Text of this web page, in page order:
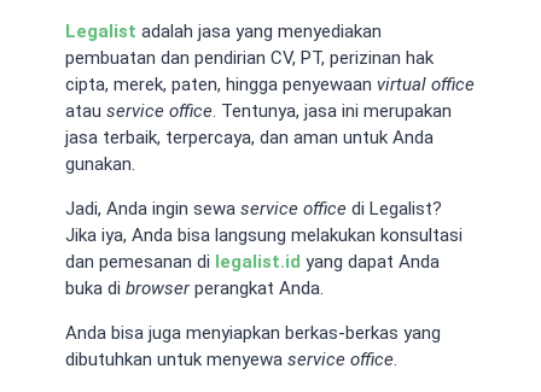
Legalist adalah jasa yang menyediakan
pembuatan dan pendirian CV, PT, perizinan hak
cipta, merek, paten, hingga penyewaan virtual office
atau service office. Tentunya, jasa ini merupakan
jasa terbaik, terpercaya, dan aman untuk Anda
gunakan.
Jadi, Anda ingin sewa service office di Legalist?
Jika iya, Anda bisa langsung melakukan konsultasi
dan pemesanan di legalist.id yang dapat Anda
buka di browserperangkat Anda.
Anda bisa juga menyiapkan berkas-berkas yang
dibutuhkan untuk menyewa service office.